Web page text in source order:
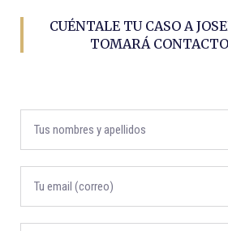
CUÉNTALE TU CASO A
TOMARÁ